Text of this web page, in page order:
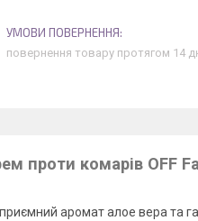
повернення товару протягом 14
проти комарів OFF
аромат алое вера та